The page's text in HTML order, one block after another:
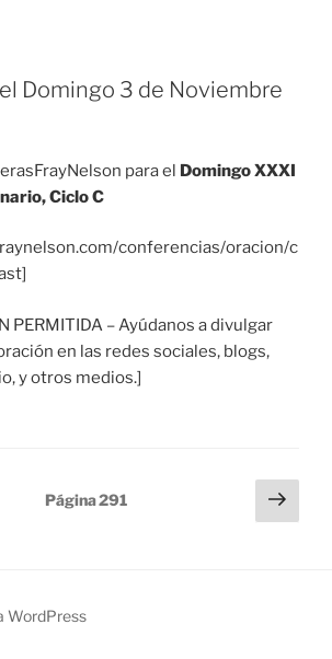
Domingo 3 de Noviembre
para el Domingo XXXI
Ciclo C
conferencias/oracion/c
PERMITIDA – Ayúdanos a divulgar
en las redes sociales, blogs,
y otros medios.]
Página291
WordPress